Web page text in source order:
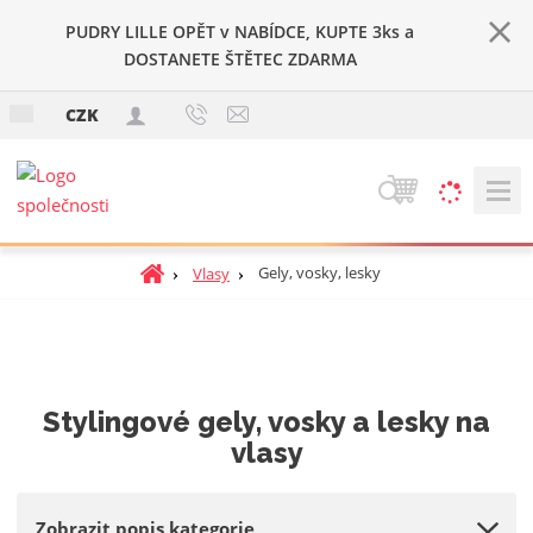
PUDRY LILLE OPĚT v NABÍDCE, KUPTE 3ks a
DOSTANETE ŠTĚTEC ZDARMA
CZK
V
h
Ú
s
Vlasy Gely, vosky, lesky
Stylingové gely, vosky a lesky na
vlasy
Zobrazit popis kategorie